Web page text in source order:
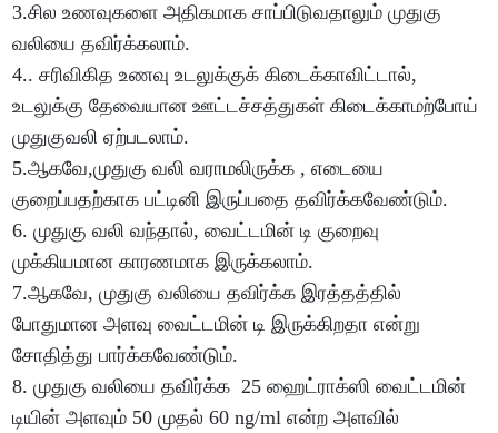
3.சில உணவுகளை அதிகமாக சாப்பிடுவதாலும் முதுகு
வலியை தவிர்க்கலாம்.
4.. சரிவிகித உணவு உடலுக்குக் கிடைக்காவிட்டால்,
உடலுக்கு தேவையான ஊட்டச்சத்துகள் கிடைக்காமற்போய்
முதுகுவலி ஏற்படலாம்.
5.ஆகவே,முதுகு வலி வராமலிருக்க , எடையை
குறைப்பதற்காக பட்டினி இருப்பதை தவிர்க்கவேண்டும்.
6. முதுகு வலி வந்தால், வைட்டமின் டி குறைவு
முக்கியமான காரணமாக இருக்கலாம்.
7.ஆகவே, முதுகு வலியை தவிர்க்க இரத்தத்தில்
போதுமான அளவு வைட்டமின் டி இருக்கிறதா என்று
சோதித்து பார்க்கவேண்டும்.
8. முதுகு வலியை தவிர்க்க 25 ஹைட்ராக்ஸி வைட்டமின்
டியின் அளவும் 50 முதல் 60 ng/ml என்ற அளவில்